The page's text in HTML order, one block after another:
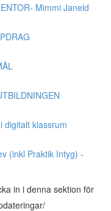
Mimmi Janeld
digitalt klassrum
(inkl Praktik Intyg) -
in i denna sektion för